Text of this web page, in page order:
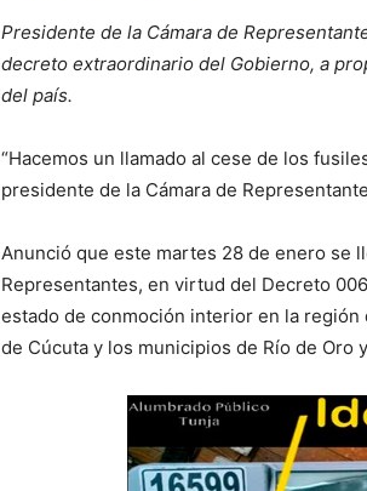
Presidente de la Cámara de
decreto extraordinario del Gobierno, a
del país.
“Hacemos un llamado al cese de los
presidente de la Cámara de
Anunció que este martes 28 de enero se
Representantes, en virtud del Decreto
estado de conmoción interior en la
de Cúcuta y los municipios de Río de Oro